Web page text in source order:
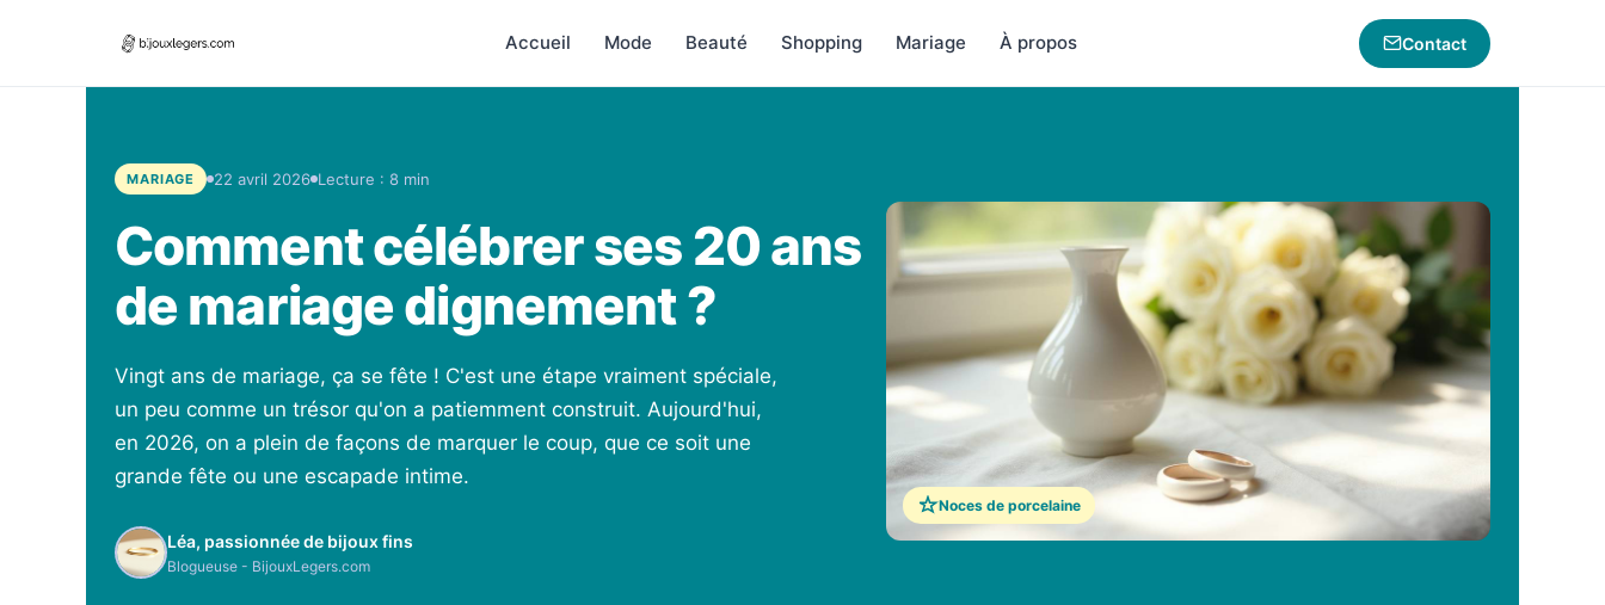
Accueil Mode Beauté Shopping Mariage À propos Contact
MARIAGE 22 avril 2026 Lecture : 8 min
Comment célébrer ses 20 ans
de mariage dignement ?
Vingt ans de mariage, ça se fête ! C'est une étape vraiment spéciale,
un peu comme un trésor qu'on a patiemment construit. Aujourd'hui,
en 2026, on a plein de façons de marquer le coup, que ce soit une
grande fête ou une escapade intime.
Léa, passionnée de bijoux fins
Blogueuse - BijouxLegers.com
Noces de porcelaine